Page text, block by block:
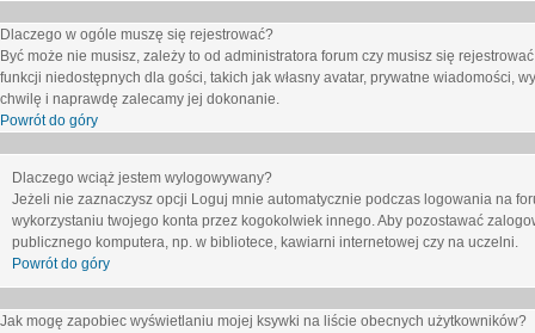
Dlaczego w ogóle muszę się rejestrować?
Być może nie musisz, zależy to od administratora forum czy musisz się
funkcji niedostępnych dla gości, takich jak własny avatar, prywatne wiadomości,
chwilę i naprawdę zalecamy jej dokonanie.
Powrót do góry
Dlaczego wciąż jestem wylogowywany?
Jeżeli nie zaznaczysz opcji Loguj mnie automatycznie podczas logowania na
wykorzystaniu twojego konta przez kogokolwiek innego. Aby pozostawać
publicznego komputera, np. w bibliotece, kawiarni internetowej czy na uczelni.
Powrót do góry
Jak mogę zapobiec wyświetlaniu mojej ksywki na liście obecnych użytkowników?